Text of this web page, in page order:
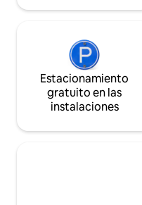
Estacionamiento
gratuito en las
instalaciones